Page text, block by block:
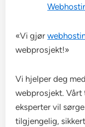
«Vi gjør
webprosjekt!»
Vi hjelper deg
webprosjekt. Vårt
eksperter vil
tilgjengelig,